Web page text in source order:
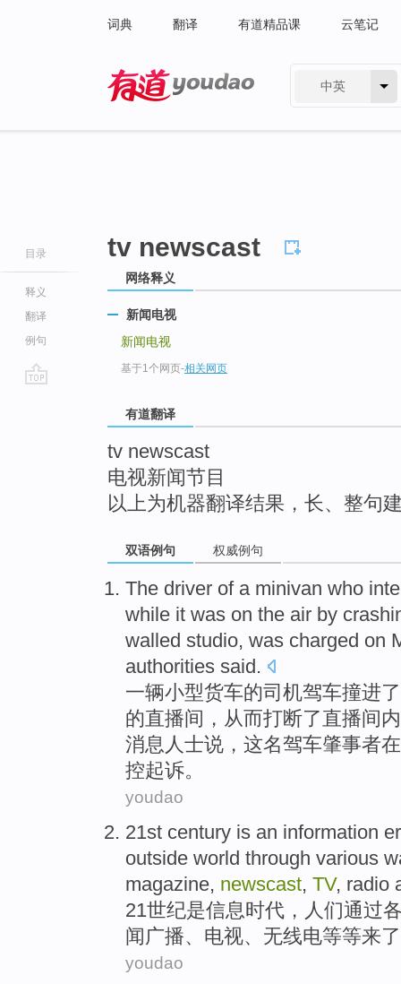
词典 翻译 有道精品课 云笔记
中英
目录
释义
翻译
例句
tv newscast
网络释义
新闻电视
新闻电视
基于1个网页-相关网页
有道翻译
tv newscast
电视新闻节目
以上为机器翻译结果，长、整句
双语例句 权威例句
The driver of a minivan who
while it was on the air by
walled studio, was charged on
authorities said.
一辆小型货车的司机驾车撞进
的直播间 ，从而打断了直播间
消息人士说 ，这名驾车肇事者在
控起诉。
youdao
21st century is an information
outside world through various
magazine, newscast, TV, radio
21世纪是信息时代 ， 人们通过
闻广播、 电视、 无线电等等来
youdao